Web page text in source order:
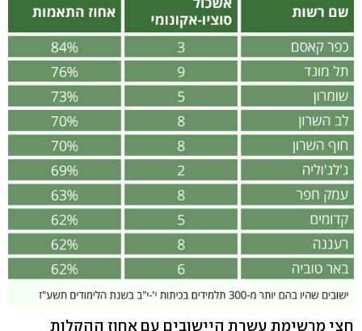
חצי מרשימת עשרת היישובים עם אחוז ההקלות